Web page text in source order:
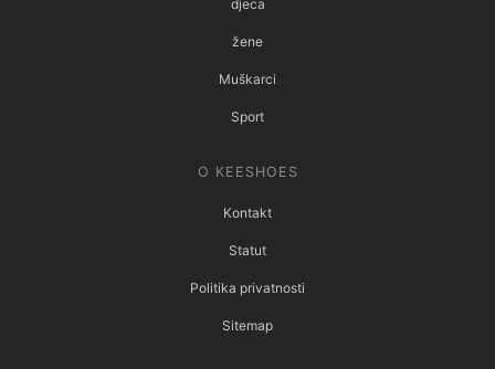
djeca
žene
Muškarci
Sport
O KEESHOES
Kontakt
Statut
Politika privatnosti
Sitemap